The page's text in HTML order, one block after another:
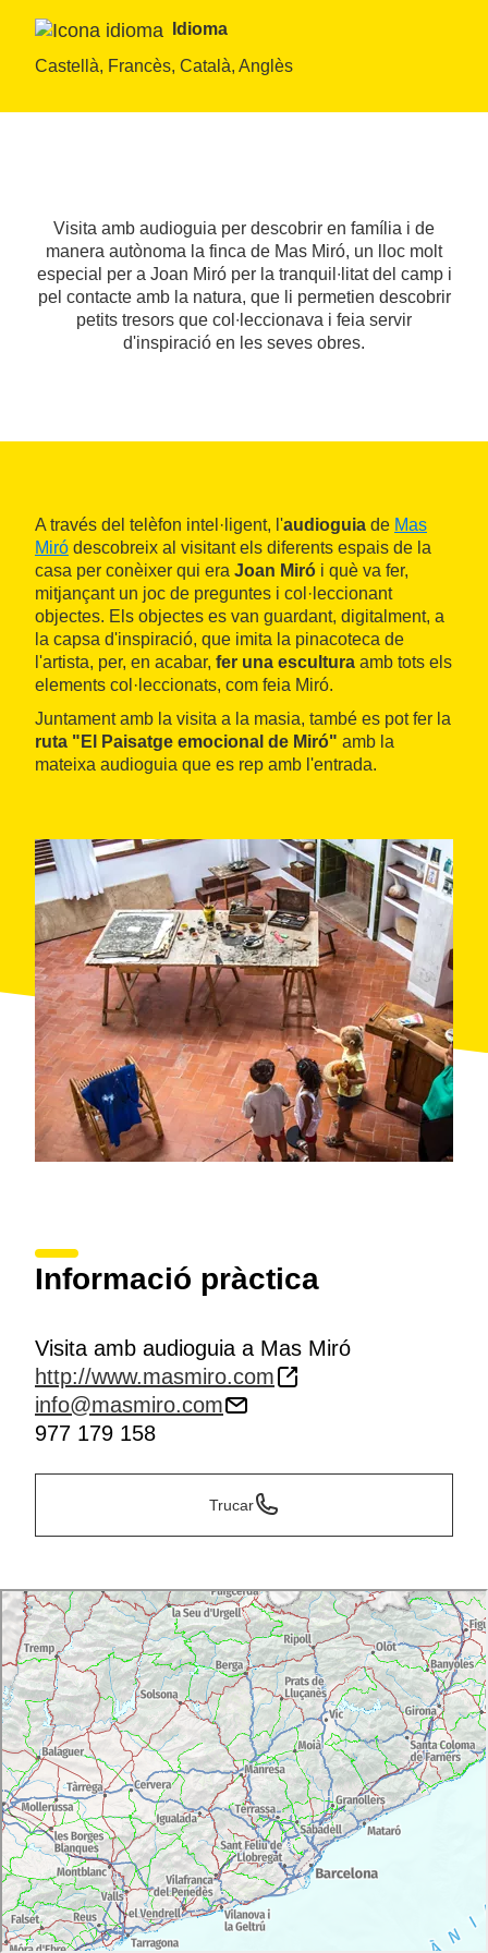
Idioma
Castellà, Francès, Català, Anglès
Visita amb audioguia per descobrir en família i de
manera autònoma la finca de Mas Miró, un lloc molt
especial per a Joan Miró per la tranquil∙litat del camp i
pel contacte amb la natura, que li permetien descobrir
petits tresors que col∙leccionava i feia servir
d'inspiració en les seves obres.
A través del telèfon intel·ligent, l'audioguia de Mas
Miró descobreix al visitant els diferents espais de la
casa per conèixer qui era Joan Miró i què va fer,
mitjançant un joc de preguntes i col·leccionant
objectes. Els objectes es van guardant, digitalment, a
la capsa d'inspiració, que imita la pinacoteca de
l'artista, per, en acabar, fer una escultura amb tots els
elements col·leccionats, com feia Miró.
Juntament amb la visita a la masia, també es pot fer la
ruta "El Paisatge emocional de Miró" amb la
mateixa audioguia que es rep amb l'entrada.
Informació pràctica
Visita amb audioguia a Mas Miró
http://www.masmiro.com
info@masmiro.com
977 179 158
Trucar